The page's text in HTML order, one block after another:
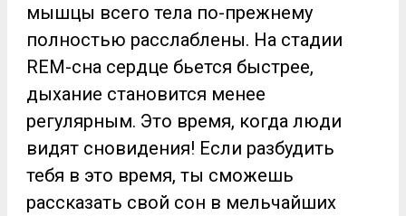
мышцы всего тела по-прежнему
полностью расслаблены. На стадии
REM-сна сердце бьется быстрее,
дыхание становится менее
регулярным. Это время, когда люди
видят сновидения! Если разбудить
тебя в это время, ты сможешь
рассказать свой сон в мельчайших